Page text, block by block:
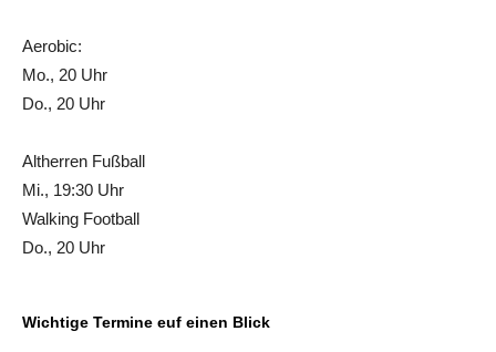
Aerobic:
Mo., 20 Uhr
Do., 20 Uhr
Altherren Fußball
Mi., 19:30 Uhr
Walking Football
Do., 20 Uhr
Wichtige Termine euf einen Blick